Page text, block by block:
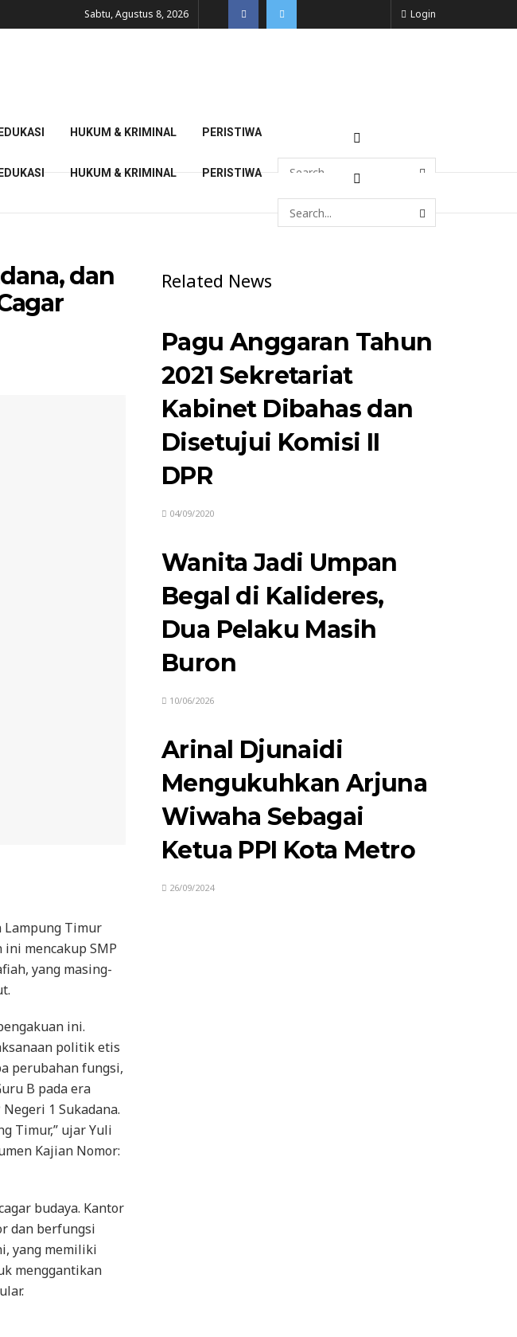
Sabtu, Agustus 8, 2026 Login
EDUKASI HUKUM & KRIMINAL PERISTIWA
EDUKASI HUKUM & KRIMINAL PERISTIWA
dan
Lampung Timur
mencakup SMP
yang masing-
ini.
politik etis
perubahan fungsi,
B pada era
1 Sukadana.
Timur,” ujar Yuli
Kajian Nomor:
budaya. Kantor
dan berfungsi
yang memiliki
menggantikan
Related News
Pagu Anggaran Tahun
2021 Sekretariat
Kabinet Dibahas dan
Disetujui Komisi II
DPR
04/09/2020
Wanita Jadi Umpan
Begal di Kalideres,
Dua Pelaku Masih
Buron
10/06/2026
Arinal Djunaidi
Mengukuhkan Arjuna
Wiwaha Sebagai
Ketua PPI Kota Metro
26/09/2024